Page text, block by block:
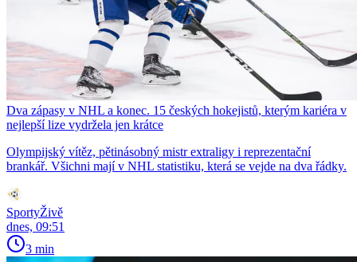
Dva zápasy v NHL a konec. 15 českých hokejistů, kterým kariéra v
nejlepší lize vydržela jen krátce
Olympijský vítěz, pětinásobný mistr extraligy i reprezentační
brankář. Všichni mají v NHL statistiku, která se vejde na dva řádky.
SportyŽivě
dnes, 09:51
3 min